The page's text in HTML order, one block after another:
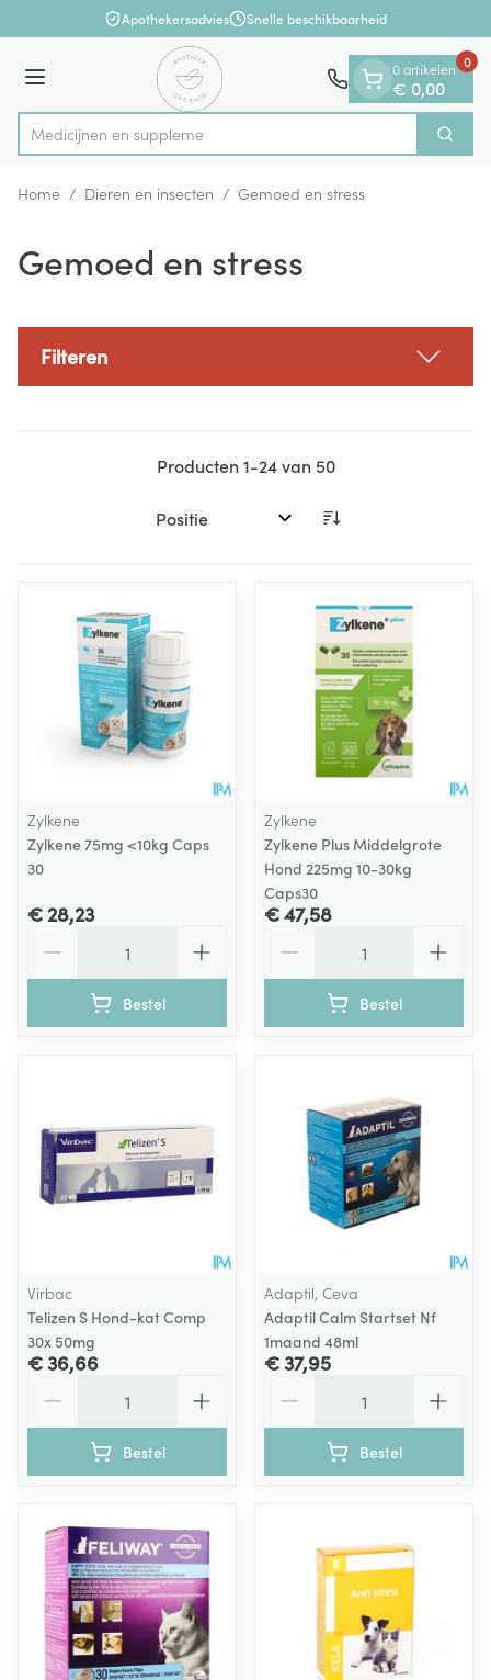
Ga naar de inhoudApothekersadvies Snelle beschikbaarheid
Menu
Product, merk, categorie...
Med Zoek
0 artikelen
€ 0,00
0
Home / Dieren en insecten / Gemoed en stress
Gemoed en stress
Filteren
Producten1-24van50
Sorteer op:
Zylkene
Zylkene 75mg <10kg Caps
30
€ 28,23
Bestel
Zylkene
Zylkene Plus Middelgrote
Hond 225mg 10-30kg
Caps30
€ 47,58
Bestel
Virbac
Telizen S Hond-kat Comp
30x 50mg
€ 36,66
Bestel
Adaptil, Ceva
Adaptil Calm Startset Nf
1maand 48ml
€ 37,95
Bestel